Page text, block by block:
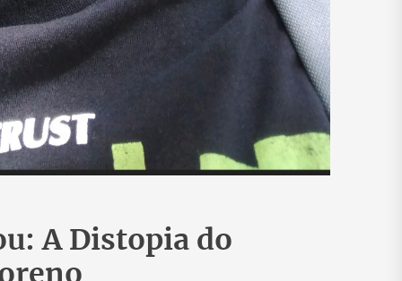
A Distopia do